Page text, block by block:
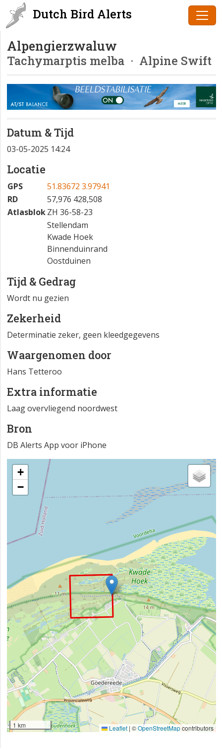
Dutch Bird Alerts
Alpengierzwaluw
Tachymarptis melba · Alpine Swift
Datum & Tijd
03-05-2025 14:24
Locatie
GPS
51.83672 3.97941
RD
57,976 428,508
AtlasblokZH 36-58-23
Stellendam
Kwade Hoek
Binnenduinrand
Oostduinen
Tijd & Gedrag
Wordt nu gezien
Zekerheid
Determinatie zeker, geen kleedgegevens
Waargenomen door
Hans Tetteroo
Extra informatie
Laag overvliegend noordwest
Bron
DB Alerts App voor iPhone
+
−
1 km Leaflet | ©OpenStreetMapcontributors